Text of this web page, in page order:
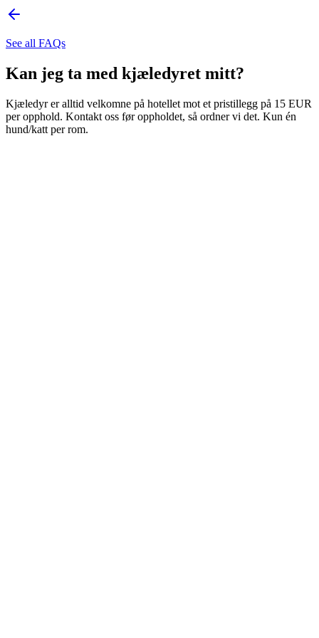
See all FAQs
Kan jeg ta med kjæledyret mitt?
Kjæledyr er alltid velkomne på hotellet mot et pristillegg på 15 EUR
per opphold. Kontakt oss før oppholdet, så ordner vi det. Kun én
hund/katt per rom.